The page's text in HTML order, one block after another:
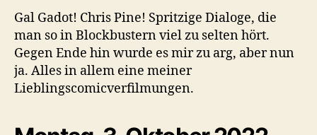
Gal Gadot! Chris Pine! Spritzige Dialoge, die
man so in Blockbustern viel zu selten hört.
Gegen Ende hin wurde es mir zu arg, aber nun
ja. Alles in allem eine meiner
Lieblingscomicverfilmungen.